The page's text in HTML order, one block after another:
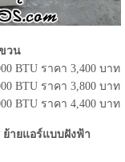
วน
BTU ราคา 3,400 บาท
BTU ราคา 3,800 บาท
BTU ราคา 4,400 บาท
ายแอร์แบบฝังฟ้า